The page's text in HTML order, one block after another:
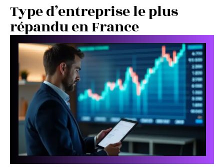
Type d’entreprise le plus
répandu en France